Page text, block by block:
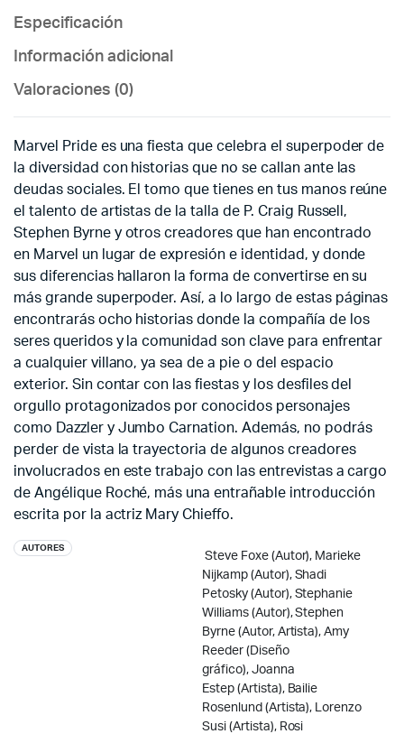
Especificación
Información adicional
Valoraciones (0)
Marvel Pride es una fiesta que celebra el superpoder de
la diversidad con historias que no se callan ante las
deudas sociales. El tomo que tienes en tus manos reúne
el talento de artistas de la talla de P. Craig Russell,
Stephen Byrne y otros creadores que han encontrado
en Marvel un lugar de expresión e identidad, y donde
sus diferencias hallaron la forma de convertirse en su
más grande superpoder. Así, a lo largo de estas páginas
encontrarás ocho historias donde la compañía de los
seres queridos y la comunidad son clave para enfrentar
a cualquier villano, ya sea de a pie o del espacio
exterior. Sin contar con las fiestas y los desfiles del
orgullo protagonizados por conocidos personajes
como Dazzler y Jumbo Carnation. Además, no podrás
perder de vista la trayectoria de algunos creadores
involucrados en este trabajo con las entrevistas a cargo
de Angélique Roché, más una entrañable introducción
escrita por la actriz Mary Chieffo.
AUTORES
Steve Foxe (Autor), Marieke
Nijkamp (Autor), Shadi
Petosky (Autor), Stephanie
Williams (Autor),Stephen
Byrne (Autor, Artista),Amy
Reeder (Diseño
gráfico), Joanna
Estep (Artista), Bailie
Rosenlund (Artista), Lorenzo
Susi (Artista), Rosi